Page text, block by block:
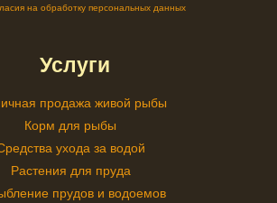
на обработку персональных данных
Услуги
продажа живой рыбы
Корм для рыбы
ухода за водой
Растения для пруда
прудов и водоемов